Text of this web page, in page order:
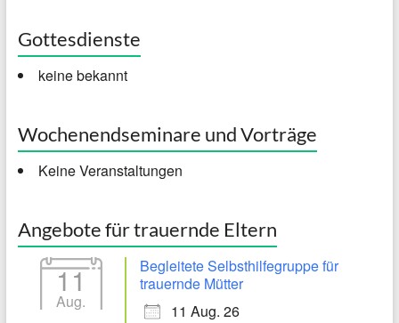
Gottesdienste
keine bekannt
Wochenendseminare und Vorträge
Keine Veranstaltungen
Angebote für trauernde Eltern
11
Aug.
Begleitete Selbsthilfegruppe für
trauernde Mütter
11 Aug. 26